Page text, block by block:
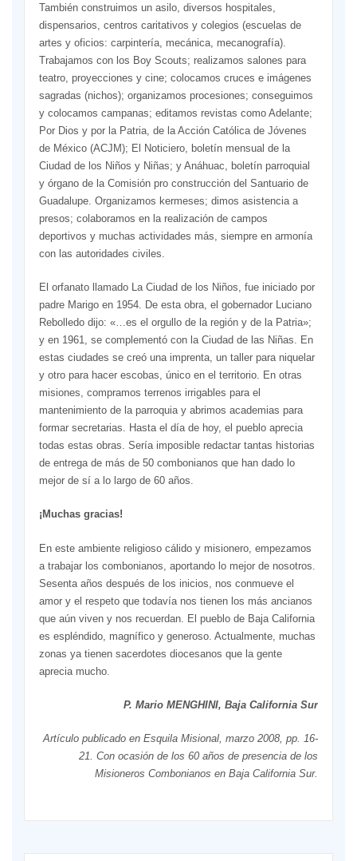
También construimos un asilo, diversos hospitales,
dispensarios, centros caritativos y colegios (escuelas de
artes y oficios: carpintería, mecánica, mecanografía).
Trabajamos con los Boy Scouts; realizamos salones para
teatro, proyecciones y cine; colocamos cruces e imágenes
sagradas (nichos); organizamos procesiones; conseguimos
y colocamos campanas; editamos revistas como Adelante;
Por Dios y por la Patria, de la Acción Católica de Jóvenes
de México (ACJM); El Noticiero, boletín mensual de la
Ciudad de los Niños y Niñas; y Anáhuac, boletín parroquial
y órgano de la Comisión pro construcción del Santuario de
Guadalupe. Organizamos kermeses; dimos asistencia a
presos; colaboramos en la realización de campos
deportivos y muchas actividades más, siempre en armonía
con las autoridades civiles.
El orfanato llamado La Ciudad de los Niños, fue iniciado por
padre Marigo en 1954. De esta obra, el gobernador Luciano
Rebolledo dijo: «…es el orgullo de la región y de la Patria»;
y en 1961, se complementó con la Ciudad de las Niñas. En
estas ciudades se creó una imprenta, un taller para niquelar
y otro para hacer escobas, único en el territorio. En otras
misiones, compramos terrenos irrigables para el
mantenimiento de la parroquia y abrimos academias para
formar secretarias. Hasta el día de hoy, el pueblo aprecia
todas estas obras. Sería imposible redactar tantas historias
de entrega de más de 50 combonianos que han dado lo
mejor de sí a lo largo de 60 años.
¡Muchas gracias!
En este ambiente religioso cálido y misionero, empezamos
a trabajar los combonianos, aportando lo mejor de nosotros.
Sesenta años después de los inicios, nos conmueve el
amor y el respeto que todavía nos tienen los más ancianos
que aún viven y nos recuerdan. El pueblo de Baja California
es espléndido, magnífico y generoso. Actualmente, muchas
zonas ya tienen sacerdotes diocesanos que la gente
aprecia mucho.
P. Mario MENGHINI, Baja California Sur
Artículo publicado en Esquila Misional, marzo 2008, pp. 16-
21.Con ocasión de los 60 años de presenciade los
Misioneros Combonianos en Baja California Sur.